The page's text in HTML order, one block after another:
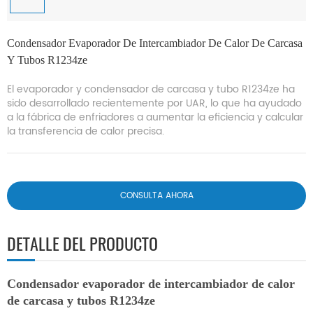
Condensador Evaporador De Intercambiador De Calor De Carcasa
Y Tubos R1234ze
El evaporador y condensador de carcasa y tubo R1234ze ha
sido desarrollado recientemente por UAR, lo que ha ayudado
a la fábrica de enfriadores a aumentar la eficiencia y calcular
la transferencia de calor precisa.
CONSULTA AHORA
DETALLE DEL PRODUCTO
Condensador evaporador de intercambiador de calor
de carcasa y tubos R1234ze